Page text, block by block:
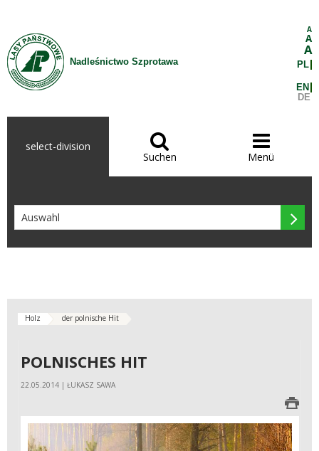
Nadleśnictwo Szprotawa
A
A
A
PL
EN
DE
select-division 
Suchen

Menü

Holz der polnische Hit
POLNISCHES HIT
22.05.2014 | ŁUKASZ SAWA